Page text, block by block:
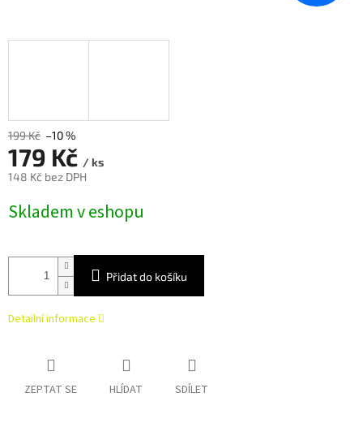
199 Kč –10 %
179 Kč / ks
148 Kč bez DPH
cena:
Skladem v eshopu
Přidat do košíku
Detailní informace
ZEPTAT SE HLÍDAT SDÍLET